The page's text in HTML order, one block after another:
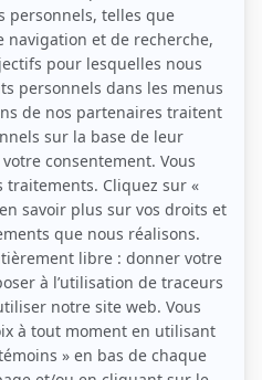
qu'il y aura une offre promo
VOUS
entretenant leur petit
leur fils et de quelques amis